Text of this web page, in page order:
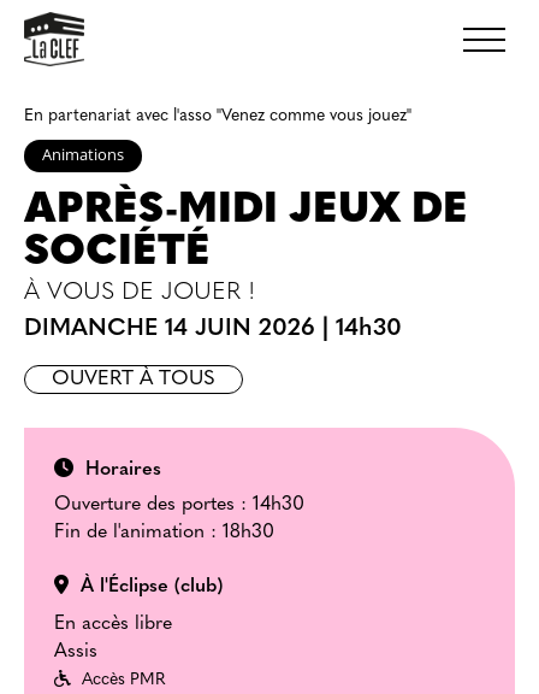
En partenariat avec l'asso "Venez comme vous jouez"
Animations
APRÈS-MIDI JEUX DE
SOCIÉTÉ
À VOUS DE JOUER !
DIMANCHE 14 JUIN 2026
14h30
OUVERT À TOUS
Horaires
Ouverture des portes : 14h30
Fin de l'animation : 18h30
À l'Éclipse (club)
En accès libre
Assis
Accès PMR